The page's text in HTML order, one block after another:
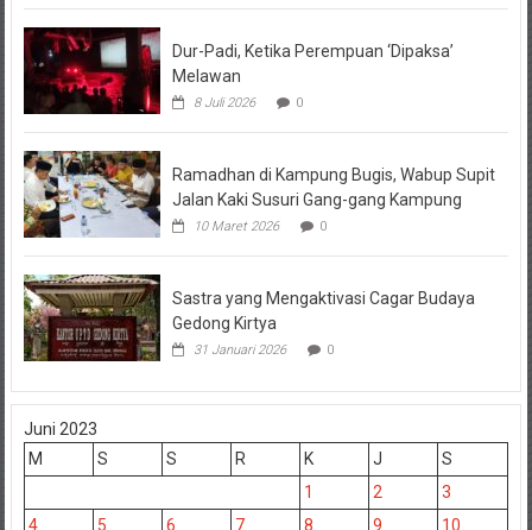
Dur-Padi, Ketika Perempuan ‘Dipaksa’
Melawan
8 Juli 2026 0
Ramadhan di Kampung Bugis, Wabup Supit
Jalan Kaki Susuri Gang-gang Kampung
10 Maret 2026 0
Sastra yang Mengaktivasi Cagar Budaya
Gedong Kirtya
31 Januari 2026 0
Juni 2023
M
S S R K J
S
1
2
3
4
5 6 7 8 9 10